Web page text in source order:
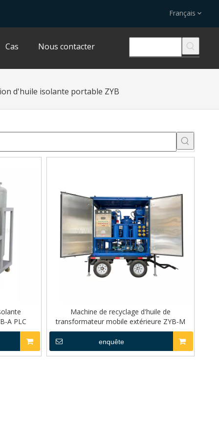
Français
Cas Nous contacter
d'huile isolante portable ZYB
A PLC
Machine de recyclage d'huile de
transformateur mobile extérieure ZYB-M
enquête